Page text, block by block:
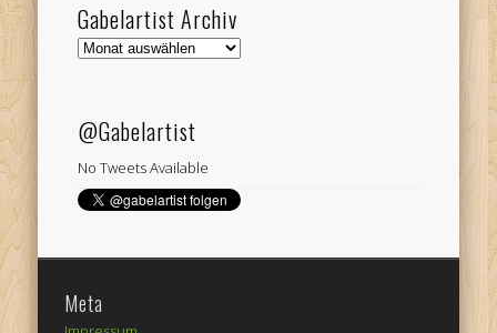
Gabelartist Archiv
Gabelartist
@Gabelartist
No Tweets Available
Meta